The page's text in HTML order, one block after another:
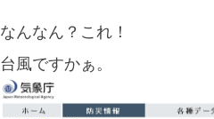
なんなん？これ！
台風ですかぁ。